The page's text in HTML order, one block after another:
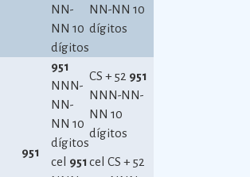
NN-
NN 10
dígitos
NN-NN 10
dígitos
951
951
NNN-
NN-
NN 10
dígitos
CS + 52 951
NNN-NN-
NN 10
dígitos
cel 951cel CS + 52